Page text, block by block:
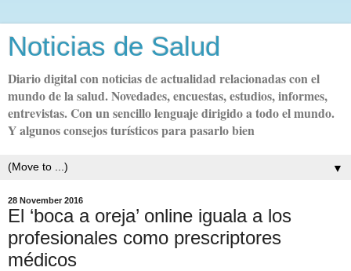
Noticias de Salud
Diario digital con noticias de actualidad relacionadas con el
mundo de la salud. Novedades, encuestas, estudios, informes,
entrevistas. Con un sencillo lenguaje dirigido a todo el mundo.
Y algunos consejos turísticos para pasarlo bien
▼
28 November 2016
El ‘boca a oreja’ online iguala a los
profesionales como prescriptores
médicos